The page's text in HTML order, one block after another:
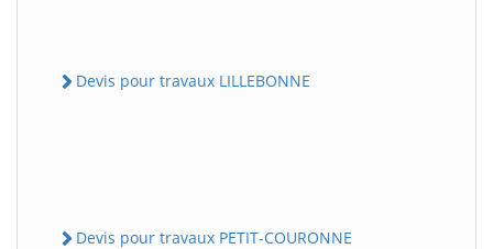
Devis pour travaux LILLEBONNE
Devis pour travaux PETIT-COURONNE